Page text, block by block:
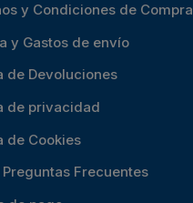
y Condiciones de Compra
y Gastos de envío
de Devoluciones
de privacidad
de Cookies
Preguntas Frecuentes